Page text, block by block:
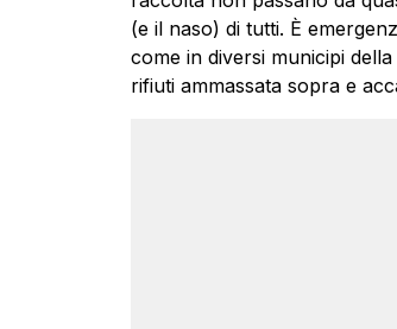
(e il naso) di tutti. È
come in diversi municipi
rifiuti ammassata sopra e